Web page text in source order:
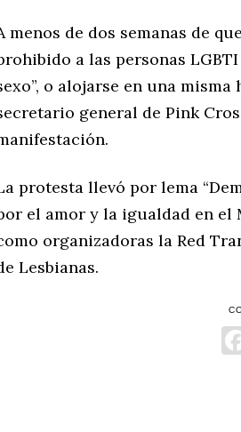
menos de dos semanas de
a las personas
o alojarse en una
general de Pink
protesta llevó por lema
el amor y la igualdad en el
organizadoras la Red
Lesbianas.